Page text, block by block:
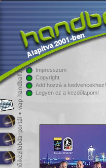
Impresszum
Copyright
Add hozzá a kedvencekhez!
Legyen ez a kezdőlapom!